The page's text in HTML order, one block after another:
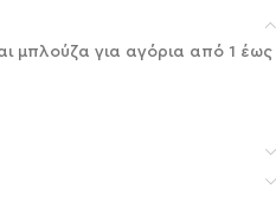
μπλούζα για αγόρια από 1 έως